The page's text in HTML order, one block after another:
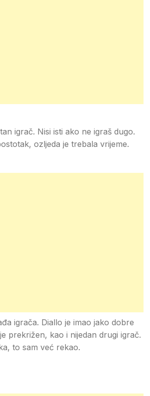
igrač. Nisi isti ako ne igraš dugo.
ozljeda je trebala vrijeme.
igrača. Diallo je imao jako dobre
prekrižen, kao i nijedan drugi igrač.
to sam već rekao.